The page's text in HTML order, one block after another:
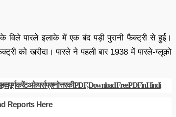
पारले इलाके में एक बंद पड़ी पुरानी फैक्ट्री से हुई।
को खरीदा। पारले ने पहली बार 1938 में पारले-ग्‍लूको
करेंट अफेयर्स प्रश्नोत्तर की PDF, Download Free PDF in Hindi
Reports Here